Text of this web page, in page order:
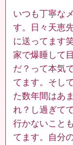
いつも丁寧な
す。日々天恵
に送ってます
家で爆睡して
だ？って本気
てます。そし
た数年間はあ
れ？し過ぎて
行かないこと
てます。自分